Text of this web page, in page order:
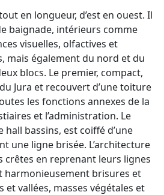
en longueur, d’est en ouest. Il
baignade, intérieurs comme
visuelles, olfactives et
mais également du nord et du
blocs. Le premier, compact,
Jura et recouvert d’une toiture
les fonctions annexes de la
et l’administration. Le
bassins, est coiffé d’une
une ligne brisée. L’architecture
crêtes en reprenant leurs lignes
harmonieusement brisures et
vallées, masses végétales et